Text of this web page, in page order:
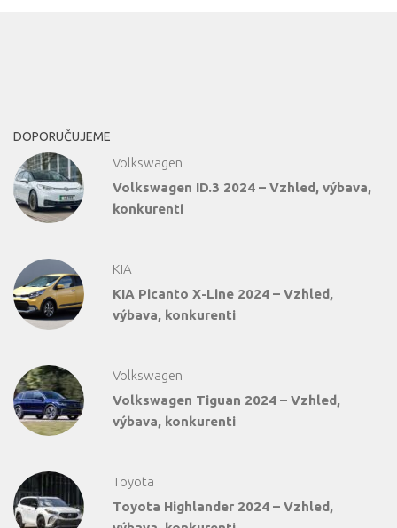
DOPORUČUJEME
Volkswagen
Volkswagen ID.3 2024 – Vzhled, výbava,
konkurenti
KIA
KIA Picanto X-Line 2024 – Vzhled,
výbava, konkurenti
Volkswagen
Volkswagen Tiguan 2024 – Vzhled,
výbava, konkurenti
Toyota
Toyota Highlander 2024 – Vzhled,